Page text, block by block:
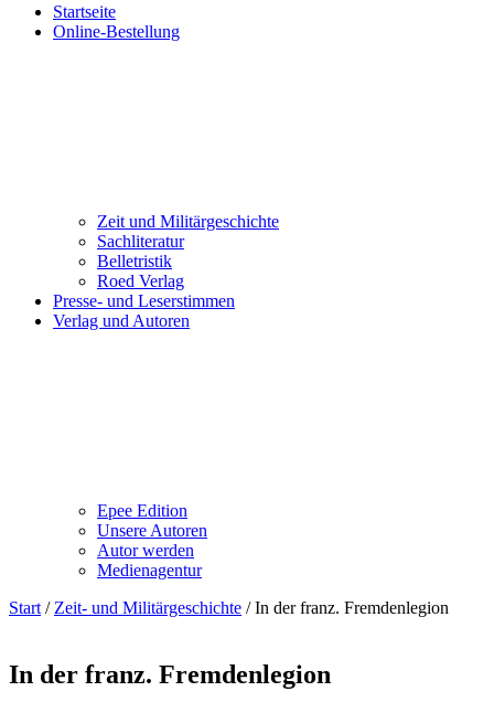
Startseite
Online-Bestellung
Zeit und Militärgeschichte
Sachliteratur
Belletristik
Roed Verlag
Presse- und Leserstimmen
Verlag und Autoren
Epee Edition
Unsere Autoren
Autor werden
Medienagentur
Start / Zeit- und Militärgeschichte / In der franz. Fremdenlegion
In der franz. Fremdenlegion